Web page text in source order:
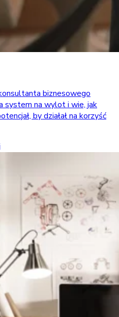
biznesowego
system na wylot i wie, jak
by działał na korzyść